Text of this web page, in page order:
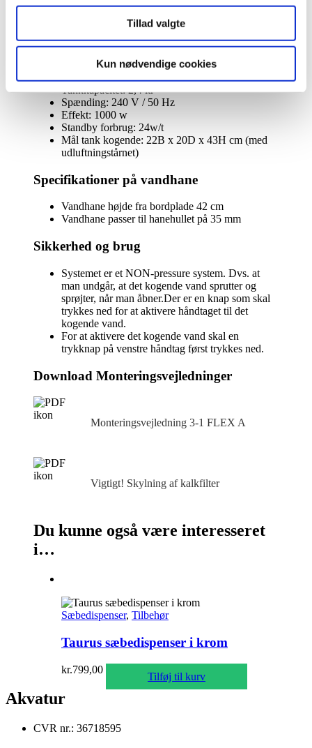
Tillad valgte
Kun nødvendige cookies
med
tud
antal
Model: Taurus S3
Dynamisk vandtryk: 1,5 til 5,0 bar
Tæthed: IPX4
Tankkapacitet: 2,4 ltr
Spænding: 240 V / 50 Hz
Effekt: 1000 w
Standby forbrug: 24w/t
Mål tank kogende: 22B x 20D x 43H cm (med
udluftningstårnet)
Specifikationer på vandhane
Vandhane højde fra bordplade 42 cm
Vandhane passer til hanehullet på 35 mm
Sikkerhed og brug
Systemet er et NON-pressure system. Dvs. at
man undgår, at det kogende vand sprutter og
sprøjter, når man åbner.Der er en knap som skal
trykkes ned for at aktivere håndtaget til det
kogende vand.
For at aktivere det kogende vand skal en
trykknap på venstre håndtag først trykkes ned.
Download Monteringsvejledninger
Monteringsvejledning 3‑1 FLEX A
Vigtigt! Skylning af kalkfilter
Du kunne også være interesseret
i…
Sæbedispenser, Tilbehør
Taurus sæbedispenser i krom
kr.799,00
Tilføj til kurv
Akvatur
CVR nr.: 36718595